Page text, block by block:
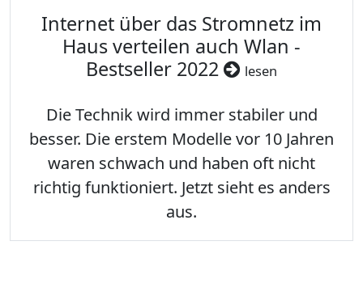
Internet über das Stromnetz im
Haus verteilen auch Wlan -
Bestseller 2022
lesen
Die Technik wird immer stabiler und
besser. Die erstem Modelle vor 10 Jahren
waren schwach und haben oft nicht
richtig funktioniert. Jetzt sieht es anders
aus.